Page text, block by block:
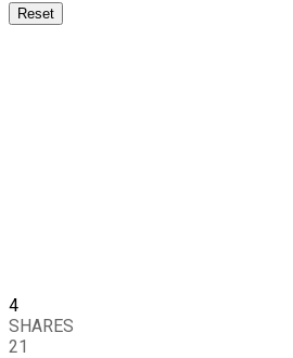
Reset
4
SHARES
21